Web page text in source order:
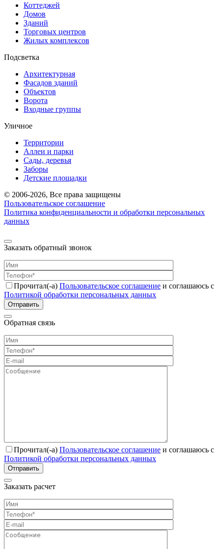
Коттеджей
Домов
Зданий
Торговых центров
Жилых комплексов
Подсветка
Архитектурная
Фасадов зданий
Объектов
Ворота
Входные группы
Уличное
Территории
Аллеи и парки
Сады, деревья
Заборы
Детские площадки
© 2006-2026, Все права защищены
Пользовательское соглашение
Политика конфиденциальности и обработки персональных
данных
Заказать обратный звонок
Прочитал(-а) Пользовательское соглашение и соглашаюсь с
Политикой обработки персональных данных
Отправить
Обратная связь
Прочитал(-а) Пользовательское соглашение и соглашаюсь с
Политикой обработки персональных данных
Отправить
Заказать расчет